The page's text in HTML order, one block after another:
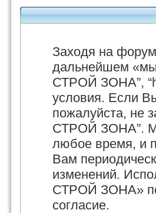
Заходя на
дальнейшем
СТРОЙ ЗОНА”,
условия. Если
пожалуйста, не
СТРОЙ ЗОНА”.
любое время, и
Вам
изменений.
СТРОЙ ЗОНА»
согласие.